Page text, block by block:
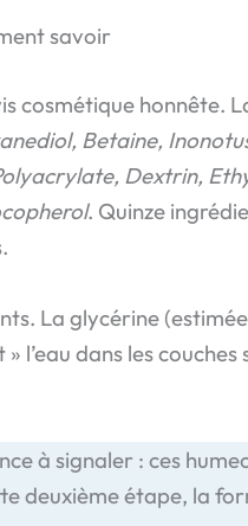
savoir
cosmétique
Betaine,
Dextrin,
. Quinze
La glycérine
l’eau dans les
à signaler : ces
deuxième étape, la